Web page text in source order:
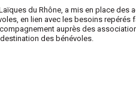
du Rhône, a mis en place des
en lien avec les besoins repérés
auprès des
des bénévoles.